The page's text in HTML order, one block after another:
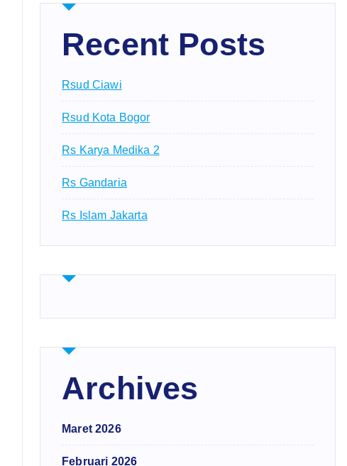
Recent Posts
Rsud Ciawi
Rsud Kota Bogor
Rs Karya Medika 2
Rs Gandaria
Rs Islam Jakarta
Archives
Maret 2026
Februari 2026